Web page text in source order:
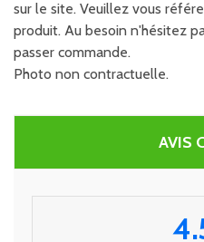
sur le site. Veuillez vous
produit. Au besoin n'hésitez
passer commande.
Photo non contractuelle.
AVIS